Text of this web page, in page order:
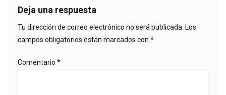
Deja una respuesta
Tu dirección de correo electrónico no será publicada. Los
campos obligatorios están marcados con *
Comentario *